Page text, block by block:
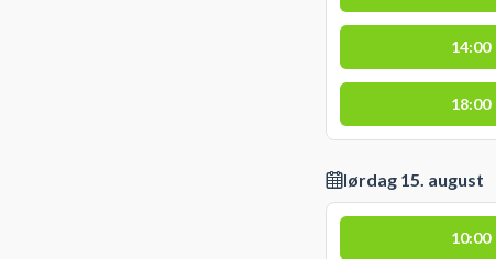
14:00
18:00
lørdag 15. august
10:00